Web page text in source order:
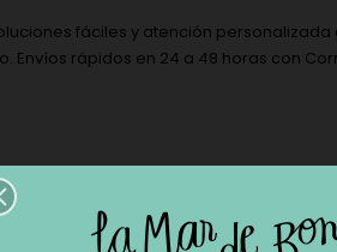
fáciles y atención
rápidos en 24 a 48 horas con